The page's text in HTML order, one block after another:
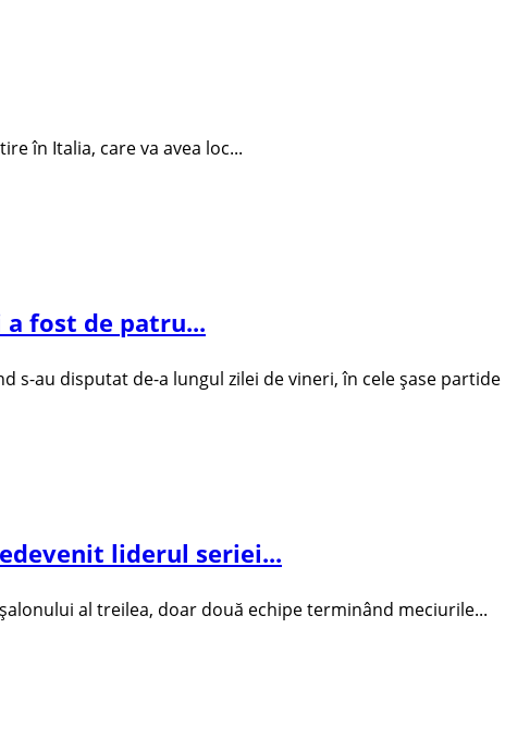
în Italia, care va avea loc...
a fost de patru...
s-au disputat de-a lungul zilei de vineri, în cele şase partide
liderul seriei...
al treilea, doar două echipe terminând meciurile...